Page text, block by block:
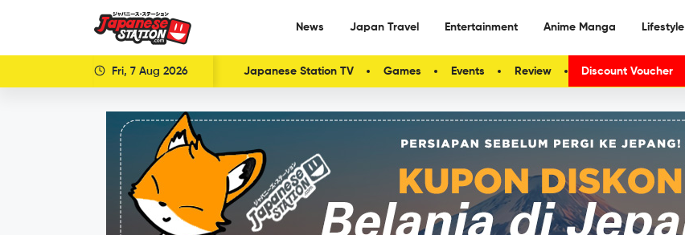
News Japan Travel Entertainment Anime Manga Lifestyle
Fri, 7 Aug 2026 Japanese Station TV Games Events Review Discount Voucher